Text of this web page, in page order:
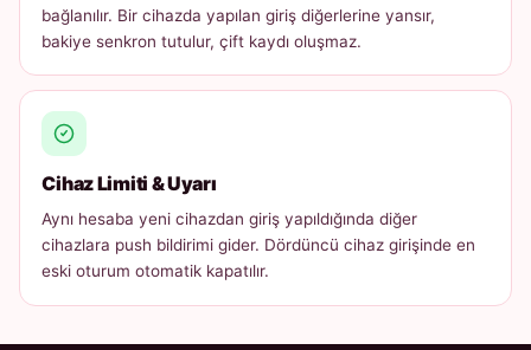
bağlanılır. Bir cihazda yapılan giriş diğerlerine yansır,
bakiye senkron tutulur, çift kaydı oluşmaz.
Cihaz Limiti & Uyarı
Aynı hesaba yeni cihazdan giriş yapıldığında diğer
cihazlara push bildirimi gider. Dördüncü cihaz girişinde en
eski oturum otomatik kapatılır.